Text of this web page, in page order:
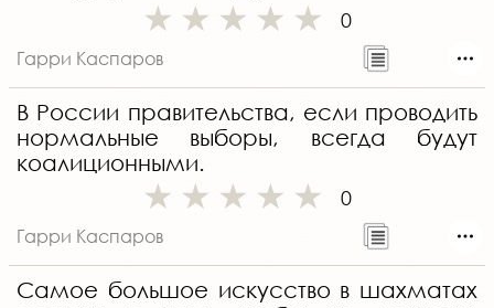
0
Гарри Каспаров
В России правительства, если проводить
нормальные выборы, всегда будут
коалиционными.
0
Гарри Каспаров
Самое большое искусство в шахматах